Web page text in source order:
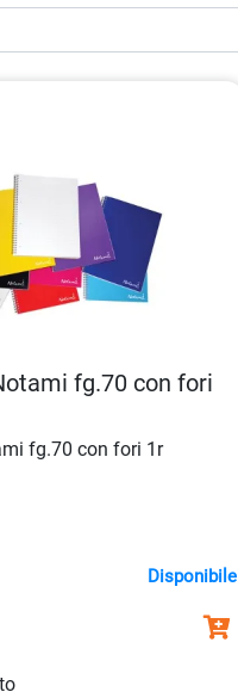
fg.70 con fori
fg.70 con fori 1r
Disponibile